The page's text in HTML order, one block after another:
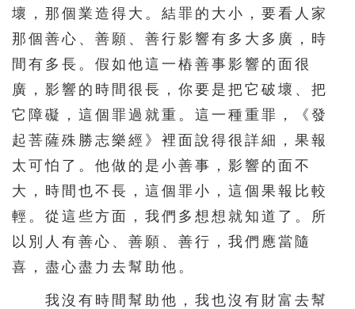
壞，那個業造得大。結罪的大小，要看人家
那個善心、善願、善行影響有多大多廣，時
間有多長。假如他這一樁善事影響的面很
廣，影響的時間很長，你要是把它破壞、把
它障礙，這個罪過就重。這一種重罪，《發
起菩薩殊勝志樂經》裡面說得很詳細，果報
太可怕了。他做的是小善事，影響的面不
大，時間也不長，這個罪小，這個果報比較
輕。從這些方面，我們多想想就知道了。所
以別人有善心、善願、善行，我們應當隨
喜，盡心盡力去幫助他。
我沒有時間幫助他，我也沒有財富去幫